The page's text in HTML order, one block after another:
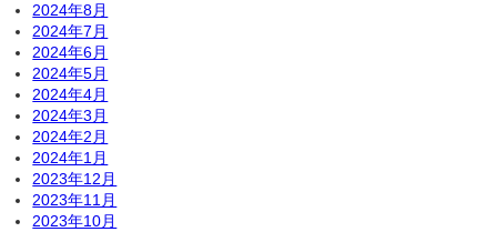
2024年8月
2024年7月
2024年6月
2024年5月
2024年4月
2024年3月
2024年2月
2024年1月
2023年12月
2023年11月
2023年10月